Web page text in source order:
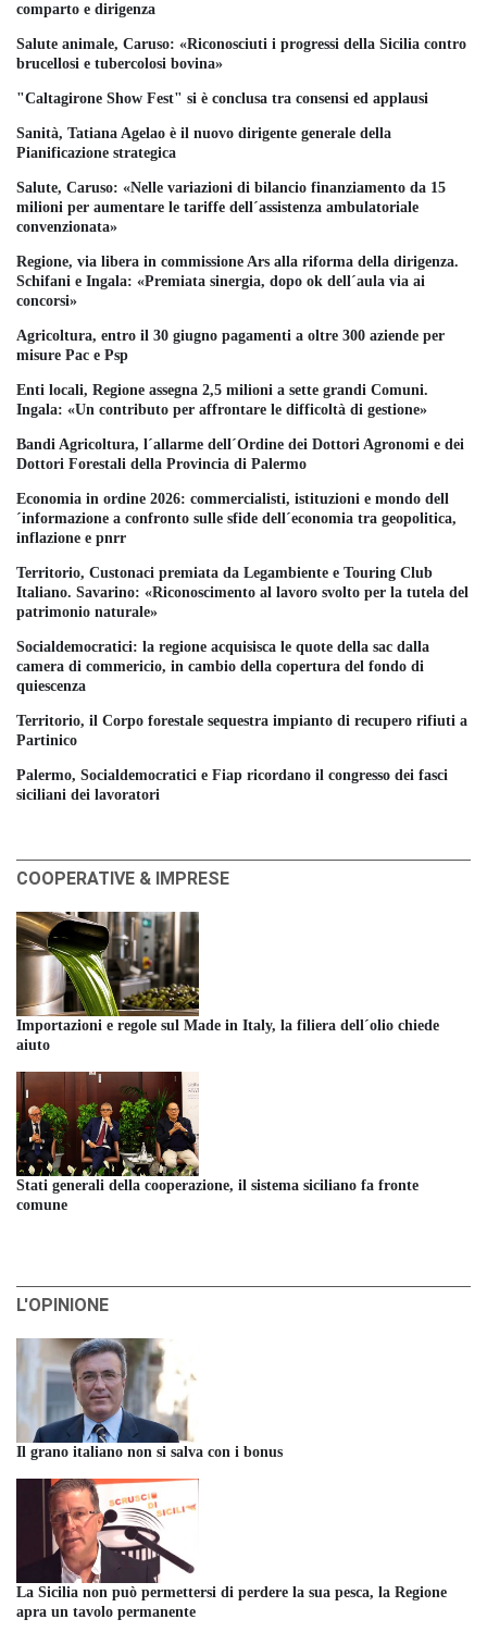
comparto e dirigenza
Salute animale, Caruso: «Riconosciuti i progressi della Sicilia contro
brucellosi e tubercolosi bovina»
"Caltagirone Show Fest" si è conclusa tra consensi ed applausi
Sanità, Tatiana Agelao è il nuovo dirigente generale della
Pianificazione strategica
Salute, Caruso: «Nelle variazioni di bilancio finanziamento da 15
milioni per aumentare le tariffe dell´assistenza ambulatoriale
convenzionata»
Regione, via libera in commissione Ars alla riforma della dirigenza.
Schifani e Ingala: «Premiata sinergia, dopo ok dell´aula via ai
concorsi»
Agricoltura, entro il 30 giugno pagamenti a oltre 300 aziende per
misure Pac e Psp
Enti locali, Regione assegna 2,5 milioni a sette grandi Comuni.
Ingala: «Un contributo per affrontare le difficoltà di gestione»
Bandi Agricoltura, l´allarme dell´Ordine dei Dottori Agronomi e dei
Dottori Forestali della Provincia di Palermo
Economia in ordine 2026: commercialisti, istituzioni e mondo dell
´informazione a confronto sulle sfide dell´economia tra geopolitica,
inflazione e pnrr
Territorio, Custonaci premiata da Legambiente e Touring Club
Italiano. Savarino: «Riconoscimento al lavoro svolto per la tutela del
patrimonio naturale»
Socialdemocratici: la regione acquisisca le quote della sac dalla
camera di commericio, in cambio della copertura del fondo di
quiescenza
Territorio, il Corpo forestale sequestra impianto di recupero rifiuti a
Partinico
Palermo, Socialdemocratici e Fiap ricordano il congresso dei fasci
siciliani dei lavoratori
COOPERATIVE & IMPRESE
Importazioni e regole sul Made in Italy, la filiera dell´olio chiede
aiuto
Stati generali della cooperazione, il sistema siciliano fa fronte
comune
L'OPINIONE
Il grano italiano non si salva con i bonus
La Sicilia non può permettersi di perdere la sua pesca, la Regione
apra un tavolo permanente